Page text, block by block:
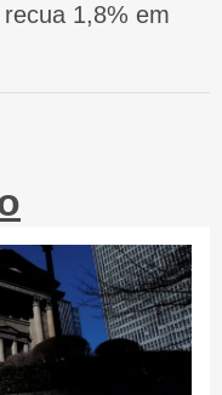
1,8% em